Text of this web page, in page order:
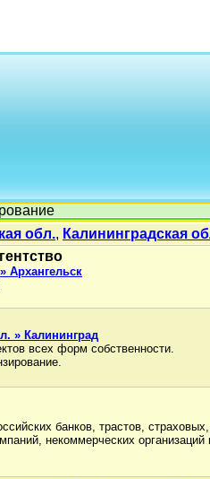
обл., Калининградская
Архангельск
» Калининград
всех форм собственности.
банков, трастов, страховых,
некоммерческих организаций